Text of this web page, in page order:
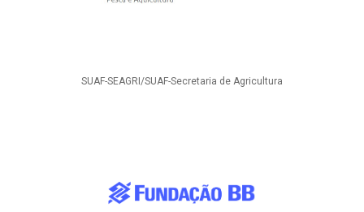
SUAF-SEAGRI/SUAF-Secretaria de Agricultura